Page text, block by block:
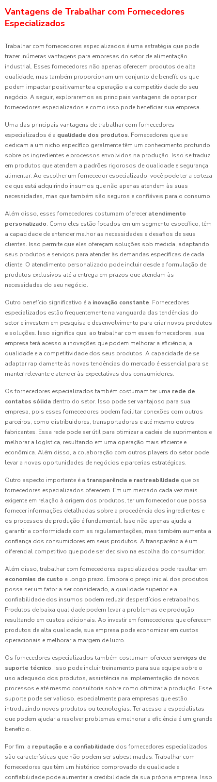
Vantagens de Trabalhar com Fornecedores
Especializados
Trabalhar com fornecedores especializados é uma estratégia que pode
trazer inúmeras vantagens para empresas do setor de alimentação
industrial. Esses fornecedores não apenas oferecem produtos de alta
qualidade, mas também proporcionam um conjunto de benefícios que
podem impactar positivamente a operação e a competitividade do seu
negócio. A seguir, exploraremos as principais vantagens de optar por
fornecedores especializados e como isso pode beneficiar sua empresa.
Uma das principais vantagens de trabalhar com fornecedores
especializados é a qualidade dos produtos. Fornecedores que se
dedicam a um nicho específico geralmente têm um conhecimento profundo
sobre os ingredientes e processos envolvidos na produção. Isso se traduz
em produtos que atendem a padrões rigorosos de qualidade e segurança
alimentar. Ao escolher um fornecedor especializado, você pode ter a certeza
de que está adquirindo insumos que não apenas atendem às suas
necessidades, mas que também são seguros e confiáveis para o consumo.
Além disso, esses fornecedores costumam oferecer atendimento
personalizado. Como eles estão focados em um segmento específico, têm
a capacidade de entender melhor as necessidades e desafios de seus
clientes. Isso permite que eles ofereçam soluções sob medida, adaptando
seus produtos e serviços para atender às demandas específicas de cada
cliente. O atendimento personalizado pode incluir desde a formulação de
produtos exclusivos até a entrega em prazos que atendam às
necessidades do seu negócio.
Outro benefício significativo é a inovação constante. Fornecedores
especializados estão frequentemente na vanguarda das tendências do
setor e investem em pesquisa e desenvolvimento para criar novos produtos
e soluções. Isso significa que, ao trabalhar com esses fornecedores, sua
empresa terá acesso a inovações que podem melhorar a eficiência, a
qualidade e a competitividade dos seus produtos. A capacidade de se
adaptar rapidamente às novas tendências do mercado é essencial para se
manter relevante e atender às expectativas dos consumidores.
Os fornecedores especializados também costumam ter uma rede de
contatos sólida dentro do setor. Isso pode ser vantajoso para sua
empresa, pois esses fornecedores podem facilitar conexões com outros
parceiros, como distribuidores, transportadoras e até mesmo outros
fabricantes. Essa rede pode ser útil para otimizar a cadeia de suprimentos e
melhorar a logística, resultando em uma operação mais eficiente e
econômica. Além disso, a colaboração com outros players do setor pode
levar a novas oportunidades de negócios e parcerias estratégicas.
Outro aspecto importante é a transparência e rastreabilidade que os
fornecedores especializados oferecem. Em um mercado cada vez mais
exigente em relação à origem dos produtos, ter um fornecedor que possa
fornecer informações detalhadas sobre a procedência dos ingredientes e
os processos de produção é fundamental. Isso não apenas ajuda a
garantir a conformidade com as regulamentações, mas também aumenta a
confiança dos consumidores em seus produtos. A transparência é um
diferencial competitivo que pode ser decisivo na escolha do consumidor.
Além disso, trabalhar com fornecedores especializados pode resultar em
economias de custo a longo prazo. Embora o preço inicial dos produtos
possa ser um fator a ser considerado, a qualidade superior e a
confiabilidade dos insumos podem reduzir desperdícios e retrabalhos.
Produtos de baixa qualidade podem levar a problemas de produção,
resultando em custos adicionais. Ao investir em fornecedores que oferecem
produtos de alta qualidade, sua empresa pode economizar em custos
operacionais e melhorar a margem de lucro.
Os fornecedores especializados também costumam oferecer serviços de
suporte técnico. Isso pode incluir treinamento para sua equipe sobre o
uso adequado dos produtos, assistência na implementação de novos
processos e até mesmo consultoria sobre como otimizar a produção. Esse
suporte pode ser valioso, especialmente para empresas que estão
introduzindo novos produtos ou tecnologias. Ter acesso a especialistas
que podem ajudar a resolver problemas e melhorar a eficiência é um grande
benefício.
Por fim, a reputação e a confiabilidade dos fornecedores especializados
são características que não podem ser subestimadas. Trabalhar com
fornecedores que têm um histórico comprovado de qualidade e
confiabilidade pode aumentar a credibilidade da sua própria empresa. Isso